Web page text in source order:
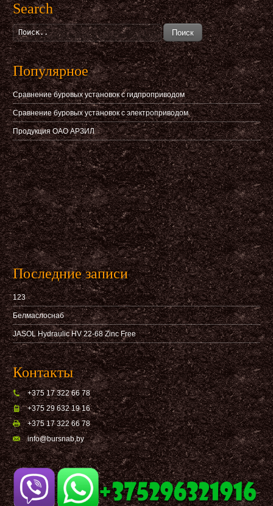
Search
Поиск
Популярное
Сравнение буровых установок с гидпроприводом
Сравнение буровых установок с электроприводом
Продукция ОАО АРЗИЛ
Последние записи
123
Белмаслоснаб
JASOL Hydraulic HV 22-68 Zinc Free
Контакты
+375 17 322 66 78
+375 29 632 19 16
+375 17 322 66 78
info@bursnab,by